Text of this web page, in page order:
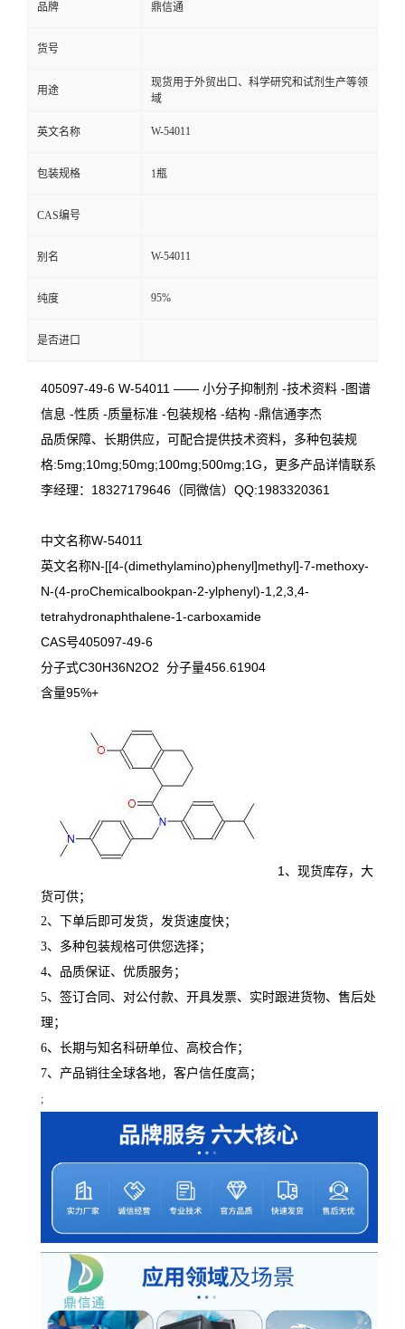
品牌 鼎信通
货号
用途
现货用于外贸出口、科学研究和试剂生产等领
域
英文名称 W-54011
包装规格 1瓶
CAS编号
别名 W-54011
纯度 95%
是否进口
405097-49-6 W-54011 —— 小分子抑制剂 -技术资料 -图谱
信息 -性质 -质量标准 -包装规格 -结构 -鼎信通李杰
品质保障、长期供应，可配合提供技术资料，多种包装规
格:5mg;10mg;50mg;100mg;500mg;1G，更多产品详情联系
李经理：18327179646（同微信）QQ:1983320361
中文名称W-54011
英文名称N-[[4-(dimethylamino)phenyl]methyl]-7-methoxy-
N-(4-proChemicalbookpan-2-ylphenyl)-1,2,3,4-
tetrahydronaphthalene-1-carboxamide
CAS号405097-49-6
分子式C30H36N2O2 分子量456.61904
含量95%+
1、现货库存，大
货可供；
2、下单后即可发货，发货速度快；
3、多种包装规格可供您选择；
4、品质保证、优质服务；
5、签订合同、对公付款、开具发票、实时跟进货物、售后处
理；
6、长期与知名科研单位、高校合作；
7、产品销往全球各地，客户信任度高；
;